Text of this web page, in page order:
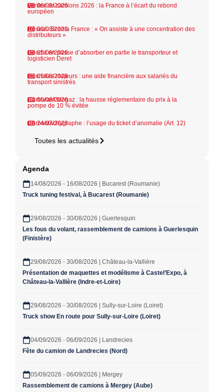
06/08/2026
Ventes de camions 2026 : la France à l’écart du rebond
européen
06/08/2026
Réseau Scania France : « On assiste à une concentration des
distributeurs »
05/08/2026
Geodis en passe d’absorber en partie le transporteur et
logisticien Deret
05/08/2026
Incendies majeurs : une aide financière aux salariés du
transport sinistrés
05/08/2026
Carburant biogaz : la hausse réglementaire du prix à la
pompe de 10 % évitée
24/07/2026
Chronotachygraphe : l’usage du ticket d’anomalie (Art. 12)
Toutes les actualités
Agenda
14/08/2026 - 16/08/2026 | Bucarest (Roumanie)
Truck tuning festival, à Bucarest (Roumanie)
29/08/2026 - 30/08/2026 | Guerlesquin
Les fous du volant, rassemblement de camions à Guerlesquin
(Finistère)
29/08/2026 - 30/08/2026 | Château-la-Vallière
Présentation de maquettes et modélisme à Castel’Expo, à
Château-la-Vallière (Indre-et-Loire)
29/08/2026 - 30/08/2026 | Sully-sur-Loire (Loiret)
Truck show En route pour Sully-sur-Loire (Loiret)
04/09/2026 - 06/09/2026 | Landrecies
Fête du camion de Landrecies (Nord)
05/09/2026 - 06/09/2026 | Mergey
Rassemblement de camions à Mergey (Aube)